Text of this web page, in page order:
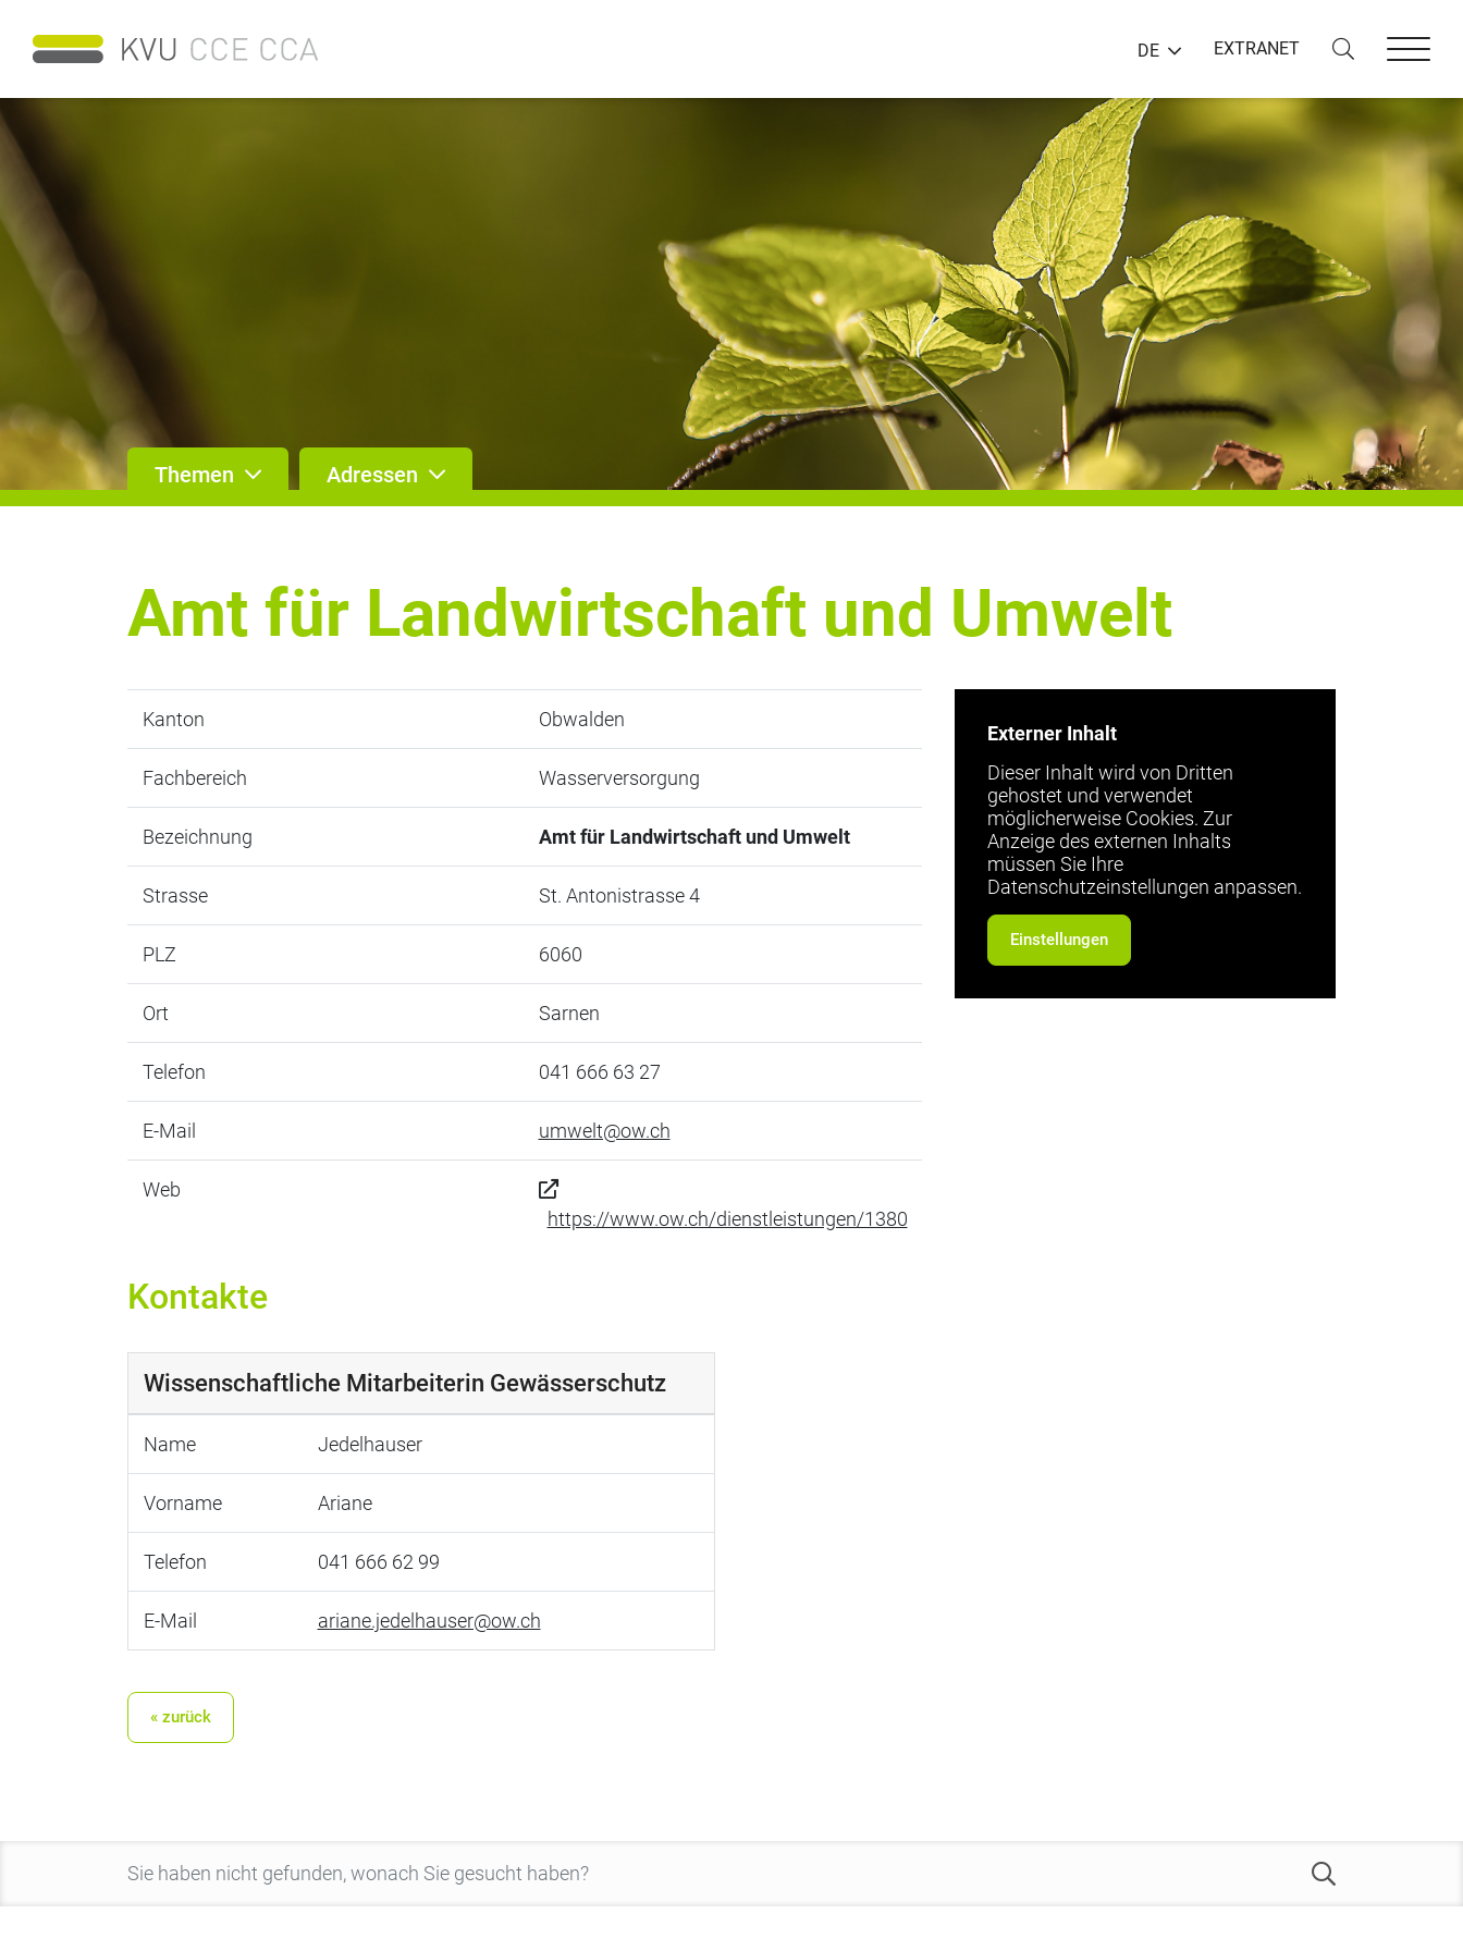
DE EXTRANET
Themen Adressen
Amt für Landwirtschaft und Umwelt
Kanton Obwalden
Fachbereich Wasserversorgung
Bezeichnung Amt für Landwirtschaft und Umwelt
Strasse St. Antonistrasse 4
PLZ 6060
Ort Sarnen
Telefon 041 666 63 27
E-Mail umwelt@ow.ch
Web
https://www.ow.ch/dienstleistungen/1380
Externer Inhalt
Dieser Inhalt wird von Dritten
gehostet und verwendet
möglicherweise Cookies. Zur
Anzeige des externen Inhalts
müssen Sie Ihre
Datenschutzeinstellungen anpassen.
Einstellungen
Kontakte
Wissenschaftliche Mitarbeiterin Gewässerschutz
Name Jedelhauser
Vorname Ariane
Telefon 041 666 62 99
E-Mail ariane.jedelhauser@ow.ch
« zurück